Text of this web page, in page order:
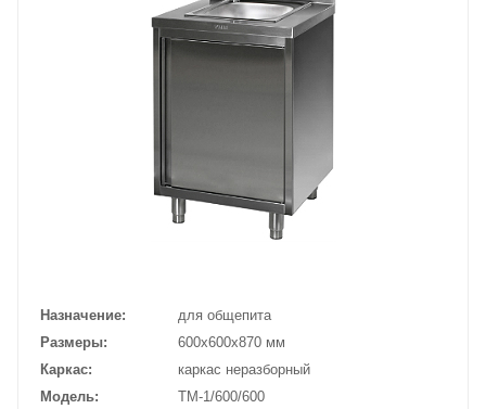
Назначение
для общепита
Размеры
600х600х870 мм
Каркас
каркас неразборный
Модель
ТМ-1/600/600